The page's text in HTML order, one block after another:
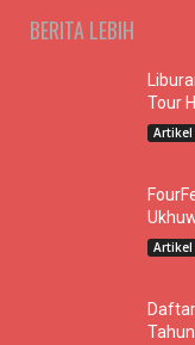
BERITA LEBIH
Tour
Artikel
Artikel